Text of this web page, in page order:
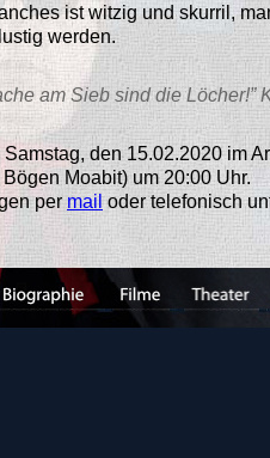
ist witzig und skurril,
werden.
am Sieb sind die Löcher!”
Samstag, den 15.02.2020 im
Moabit) um 20:00 Uhr.
permailoder telefonisch